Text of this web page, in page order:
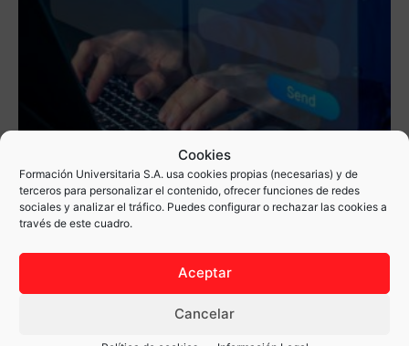
Cookies
Formación Universitaria S.A. usa cookies propias (necesarias) y de
terceros para personalizar el contenido, ofrecer funciones de redes
sociales y analizar el tráfico. Puedes configurar o rechazar las cookies a
través de este cuadro.
Aceptar
Cancelar
Curso de Administración del Sistema Operativo en Sistemas
ERP-CRM – CT2369
50,00€